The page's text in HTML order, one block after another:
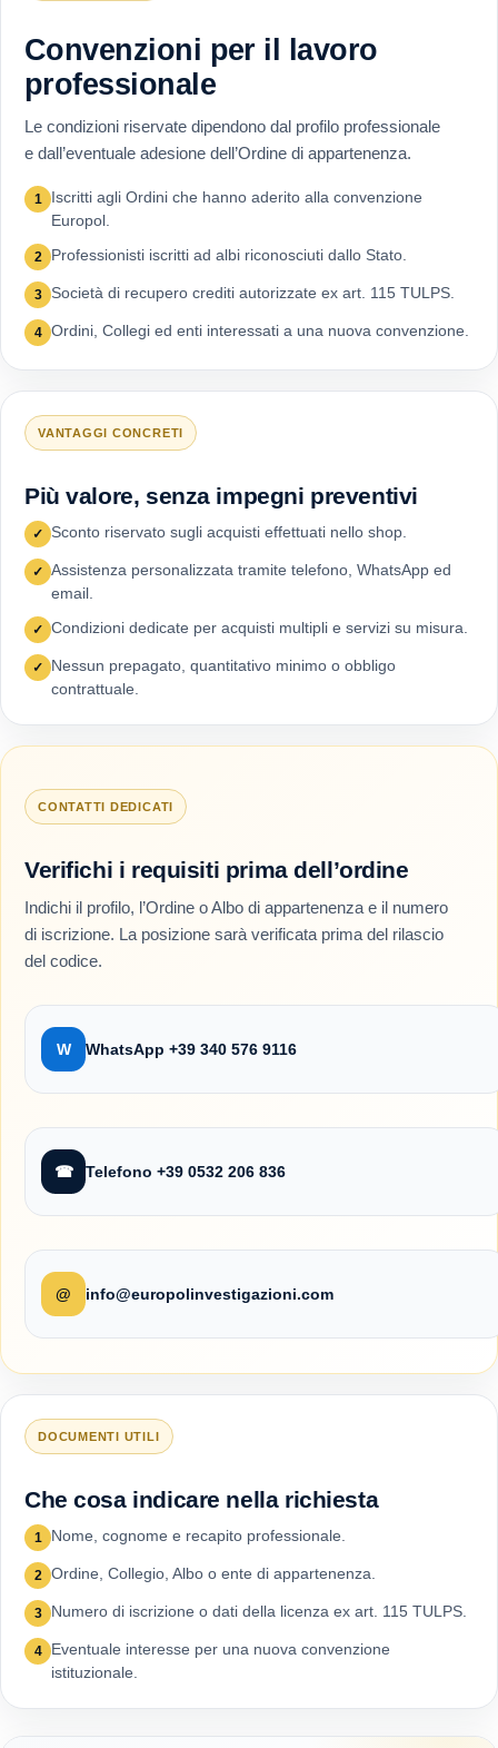
Convenzioni per il lavoro
professionale
Le condizioni riservate dipendono dal profilo professionale
e dall’eventuale adesione dell’Ordine di appartenenza.
1
Iscritti agli Ordini che hanno aderito alla convenzione
Europol.
2 Professionisti iscritti ad albi riconosciuti dallo Stato.
3 Società di recupero crediti autorizzate ex art. 115 TULPS.
4 Ordini, Collegi ed enti interessati a una nuova convenzione.
VANTAGGI CONCRETI
Più valore, senza impegni preventivi
✓ Sconto riservato sugli acquisti effettuati nello shop.
✓ Assistenza personalizzata tramite telefono, WhatsApp ed
email.
✓ Condizioni dedicate per acquisti multipli e servizi su misura.
✓
Nessun prepagato, quantitativo minimo o obbligo
contrattuale.
CONTATTI DEDICATI
Verifichi i requisiti prima dell’ordine
Indichi il profilo, l’Ordine o Albo di appartenenza e il numero
di iscrizione. La posizione sarà verificata prima del rilascio
del codice.
W WhatsApp +39 340 576 9116
☎ Telefono +39 0532 206 836
@ info@europolinvestigazioni.com
DOCUMENTI UTILI
Che cosa indicare nella richiesta
1 Nome, cognome e recapito professionale.
2 Ordine, Collegio, Albo o ente di appartenenza.
3 Numero di iscrizione o dati della licenza ex art. 115 TULPS.
4
Eventuale interesse per una nuova convenzione
istituzionale.